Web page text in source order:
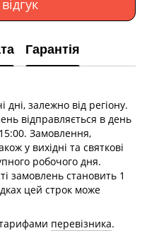
Гарантія
дні, залежно від регіону.
відправляється в день
Замовлення,
у вихідні та святкові
робочого дня.
замовлень становить 1
цей строк може
перевізника.